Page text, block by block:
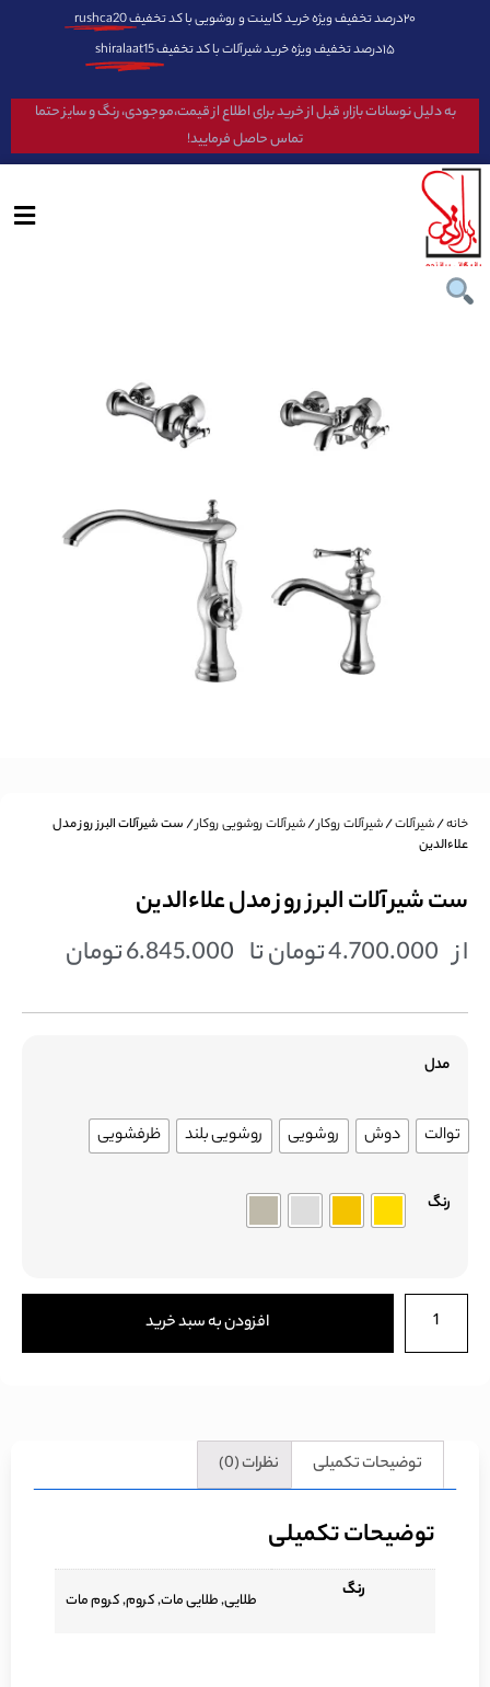
۲۰درصد تخفیف ویژه خرید کابینت و روشویی با کد تخفیف
rushca20
۱۵درصد تخفیف ویژه خرید شیرآلات با کد تخفیف
shiralaat15
به دلیل نوسانات بازار، قبل از خرید برای اطلاع از قیمت،موجودی، رنگ و سایز حتما
تماس حاصل فرمایید!
خانه/شیرآلات/شیرآلات روکار/شیرآلات روشویی روکار/ ست شیرآلات البرز روز مدل
علاءالدین
ست شیرآلات البرز روز مدل علاءالدین
از 4.700.000تومانتا 6.845.000تومان
مدل
توالت دوش روشویی روشویی بلند ظرفشویی
رنگ
افزودن به سبد خرید
توضیحات تکمیلی نظرات (0)
توضیحات تکمیلی
رنگ طلایی, طلایی مات, کروم, کروم مات